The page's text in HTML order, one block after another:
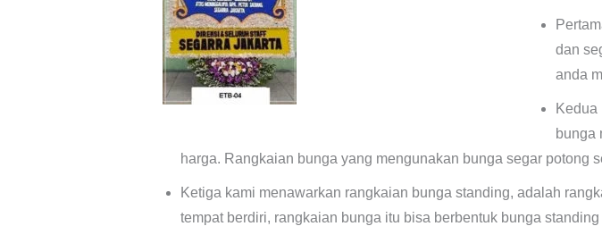
dan
anda
bunga
harga. Rangkaian bunga yang mengunakan bunga segar potong
Ketiga kami menawarkan rangkaian bunga standing, adalah
tempat berdiri, rangkaian bunga itu bisa berbentuk bunga